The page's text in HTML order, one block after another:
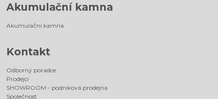
Akumulační kamna
Akumulační kamna
Kontakt
Odborný poradce
Prodejci
SHOWROOM - podniková prodejna
Společnost